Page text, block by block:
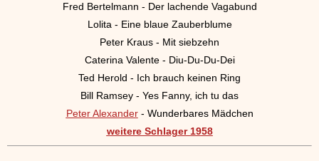
Fred Bertelmann - Der lachende Vagabund
Lolita - Eine blaue Zauberblume
Peter Kraus - Mit siebzehn
Caterina Valente - Diu-Du-Du-Dei
Ted Herold - Ich brauch keinen Ring
Bill Ramsey - Yes Fanny, ich tu das
Peter Alexander- Wunderbares Mädchen
weitere Schlager 1958